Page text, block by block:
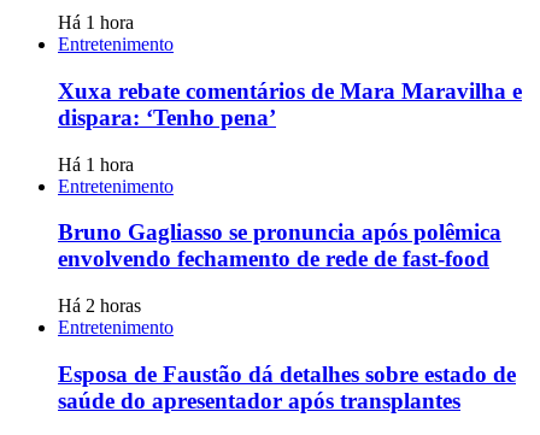
Há 1 hora
Entretenimento
Xuxa rebate comentários de Mara Maravilha e
dispara: ‘Tenho pena’
Há 1 hora
Entretenimento
Bruno Gagliasso se pronuncia após polêmica
envolvendo fechamento de rede de fast-food
Há 2 horas
Entretenimento
Esposa de Faustão dá detalhes sobre estado de
saúde do apresentador após transplantes